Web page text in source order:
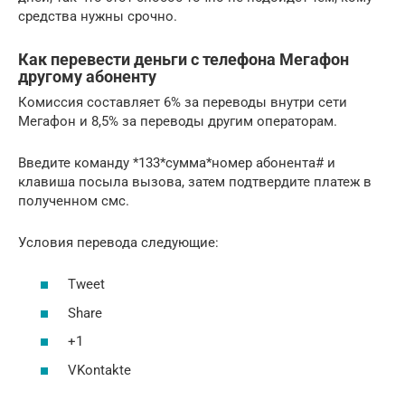
средства нужны срочно.
Как перевести деньги с телефона Мегафон
другому абоненту
Комиссия составляет 6% за переводы внутри сети
Мегафон и 8,5% за переводы другим операторам.
Введите команду *133*сумма*номер абонента# и
клавиша посыла вызова, затем подтвердите платеж в
полученном смс.
Условия перевода следующие:
Tweet
Share
+1
VKontakte